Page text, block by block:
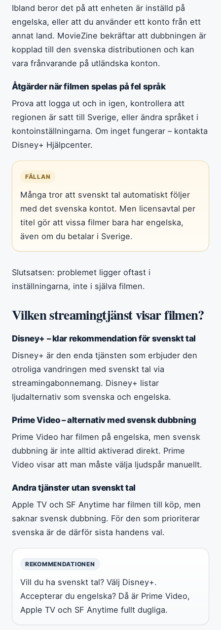
Ibland beror det på att enheten är inställd på
engelska, eller att du använder ett konto från ett
annat land. MovieZine bekräftar att dubbningen är
kopplad till den svenska distributionen och kan
vara frånvarande på utländska konton.
Åtgärder när filmen spelas på fel språk
Prova att logga ut och in igen, kontrollera att
regionen är satt till Sverige, eller ändra språket i
kontoinställningarna. Om inget fungerar – kontakta
Disney+ Hjälpcenter.
FÄLLAN
Många tror att svenskt tal automatiskt följer
med det svenska kontot. Men licensavtal per
titel gör att vissa filmer bara har engelska,
även om du betalar i Sverige.
Slutsatsen: problemet ligger oftast i
inställningarna, inte i själva filmen.
Vilken streamingtjänst visar filmen?
Disney+ – klar rekommendation för svenskt tal
Disney+ är den enda tjänsten som erbjuder den
otroliga vandringen med svenskt tal via
streamingabonnemang. Disney+ listar
ljudalternativ som svenska och engelska.
Prime Video – alternativ med svensk dubbning
Prime Video har filmen på engelska, men svensk
dubbning är inte alltid aktiverad direkt. Prime
Video visar att man måste välja ljudspår manuellt.
Andra tjänster utan svenskt tal
Apple TV och SF Anytime har filmen till köp, men
saknar svensk dubbning. För den som prioriterar
svenska är de därför sista handens val.
REKOMMENDATIONEN
Vill du ha svenskt tal? Välj Disney+.
Accepterar du engelska? Då är Prime Video,
Apple TV och SF Anytime fullt dugliga.